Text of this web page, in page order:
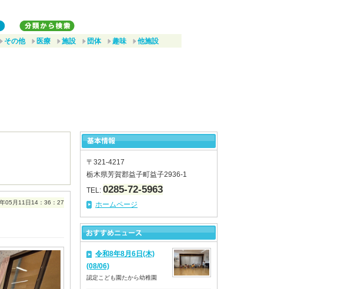
その他 医療 施設 団体 趣味 他施設
05月11日14：36：27
〒321-4217
栃木県芳賀郡益子町益子2936-1
TEL: 0285-72-5963
ホームページ
令和8年8月6日(木)
(08/06)
認定こども園たから幼稚園